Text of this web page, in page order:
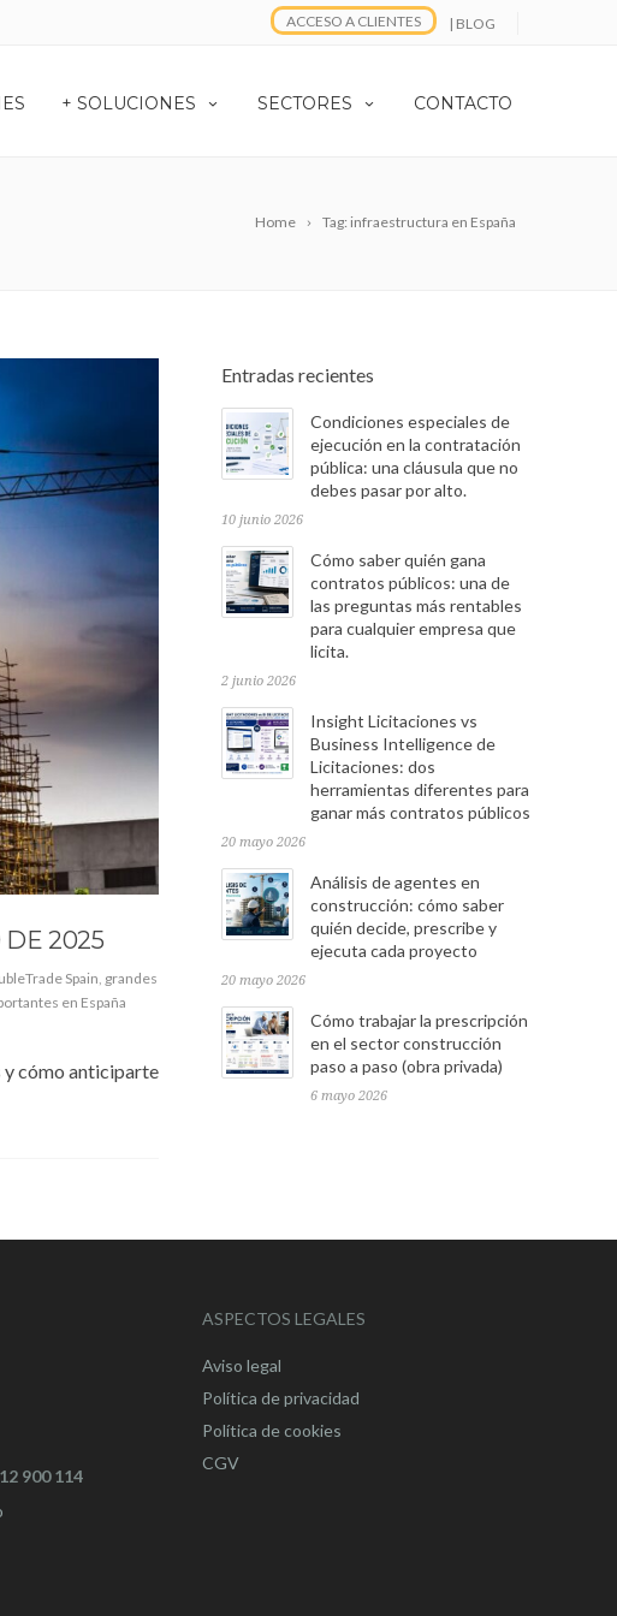
ACCESO A CLIENTES | BLOG
+ SOLUCIONES SECTORES CONTACTO
Home Tag: infraestructura en España
DE 2025
Spain grandes
en España
y cómo anticiparte
Entradas recientes
Condiciones especiales de
ejecución en la contratación
pública: una cláusula que no
debes pasar por alto.
10 junio 2026
Cómo saber quién gana
contratos públicos: una de
las preguntas más rentables
para cualquier empresa que
licita.
2 junio 2026
Insight Licitaciones vs
Business Intelligence de
Licitaciones: dos
herramientas diferentes para
ganar más contratos públicos
20 mayo 2026
Análisis de agentes en
construcción: cómo saber
quién decide, prescribe y
ejecuta cada proyecto
20 mayo 2026
Cómo trabajar la prescripción
en el sector construcción
paso a paso (obra privada)
6 mayo 2026
900 114
ASPECTOS LEGALES
Aviso legal
Política de privacidad
Política de cookies
CGV